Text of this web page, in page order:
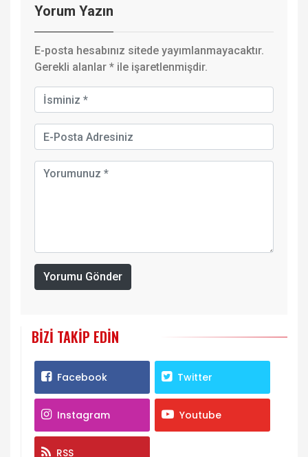
Yorum Yazın
E-posta hesabınız sitede yayımlanmayacaktır.
Gerekli alanlar * ile işaretlenmişdir.
Yorumu Gönder
BIZI TAKIP EDIN
Facebook Twitter
Instagram Youtube
RSS